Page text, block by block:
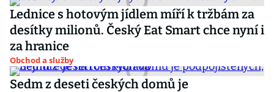
Lednice s hotovým jídlem míří k tržbám za
desítky milionů. Český Eat Smart chce nyní i
za hranice
Obchod a služby
Sedm z deseti českých domů je